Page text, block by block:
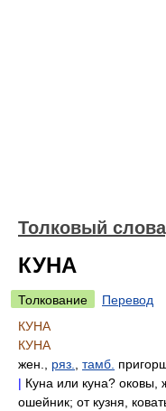
Толковый
КУНА
Толкование
Перевод
КУНА
КУНА
жен., ряз. тамб.
| Куна или куна? оковы,
ошейник; от кузня,